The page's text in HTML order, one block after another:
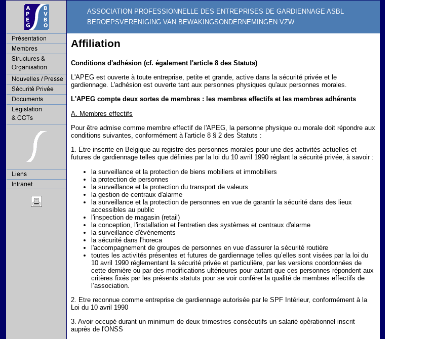
ASSOCIATION PROFESSIONNELLE DES ENTREPRISES DE GARDIENNAGE ASBL
BEROEPSVERENIGING VAN BEWAKINGSONDERNEMINGEN VZW
Affiliation
Conditions d'adhésion (cf. également l'article 8 des Statuts)
L'APEG est ouverte à toute entreprise, petite et grande, active dans la sécurité privée et le
gardiennage. L'adhésion est ouverte tant aux personnes physiques qu'aux personnes morales.
L'APEG compte deux sortes de membres : les membres effectifs et les membres adhérents
A. Membres effectifs
Pour être admise comme membre effectif de l'APEG, la personne physique ou morale doit répondre aux
conditions suivantes, conformément à l'article 8 § 2 des Statuts :
1. Etre inscrite en Belgique au registre des personnes morales pour une des activités actuelles et
futures de gardiennage telles que définies par la loi du 10 avril 1990 réglant la sécurité privée, à savoir :
la surveillance et la protection de biens mobiliers et immobiliers
la protection de personnes
la surveillance et la protection du transport de valeurs
la gestion de centraux d'alarme
la surveillance et la protection de personnes en vue de garantir la sécurité dans des lieux
accessibles au public
l'inspection de magasin (retail)
la conception, l'installation et l'entretien des systèmes et centraux d'alarme
la surveillance d'événements
la sécurité dans l'horeca
l'accompagnement de groupes de personnes en vue d'assurer la sécurité routière
toutes les activités présentes et futures de gardiennage telles qu’elles sont visées par la loi du
10 avril 1990 réglementant la sécurité privée et particulière, par les versions coordonnées de
cette dernière ou par des modifications ultérieures pour autant que ces personnes répondent aux
critères fixés par les présents statuts pour se voir conférer la qualité de membres effectifs de
l’association.
2. Etre reconnue comme entreprise de gardiennage autorisée par le SPF Intérieur, conformément à la
Loi du 10 avril 1990
3. Avoir occupé durant un minimum de deux trimestres consécutifs un salarié opérationnel inscrit
auprès de l'ONSS